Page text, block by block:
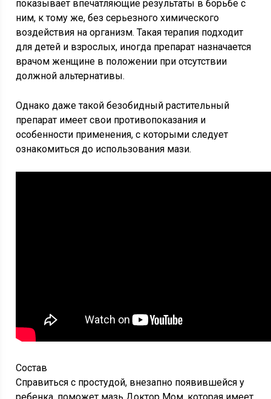
показывает впечатляющие результаты в борьбе с
ним, к тому же, без серьезного химического
воздействия на организм. Такая терапия подходит
для детей и взрослых, иногда препарат назначается
врачом женщине в положении при отсутствии
должной альтернативы.
Однако даже такой безобидный растительный
препарат имеет свои противопоказания и
особенности применения, с которыми следует
ознакомиться до использования мази.
Состав
Справиться с простудой, внезапно появившейся у